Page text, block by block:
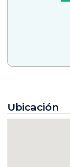
Ubicación